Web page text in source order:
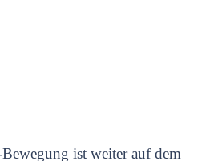
ist weiter auf dem